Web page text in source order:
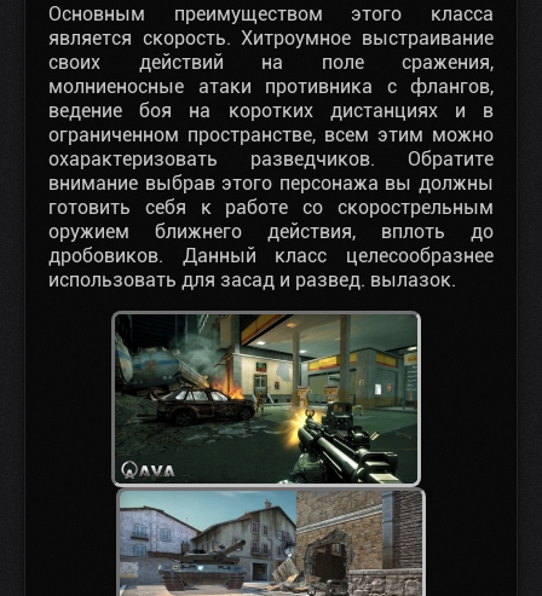
Основным преимуществом этого класса
является скорость. Хитроумное выстраивание
своих действий на поле сражения,
молниеносные атаки противника с флангов,
ведение боя на коротких дистанциях и в
ограниченном пространстве, всем этим можно
охарактеризовать разведчиков. Обратите
внимание выбрав этого персонажа вы должны
готовить себя к работе со скорострельным
оружием ближнего действия, вплоть до
дробовиков. Данный класс целесообразнее
использовать для засад и развед. вылазок.